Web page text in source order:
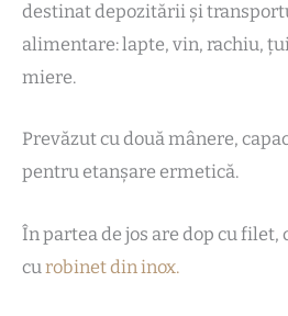
destinat depozitării și
alimentare: lapte, vin, rachiu,
miere.
Prevăzut cu două mânere,
pentru etanșare ermetică.
În partea de jos are dop cu
cu robinet din inox.